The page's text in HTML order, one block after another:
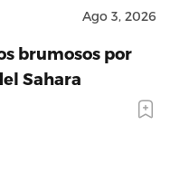
Ago 3, 2026
brumosos por
Sahara